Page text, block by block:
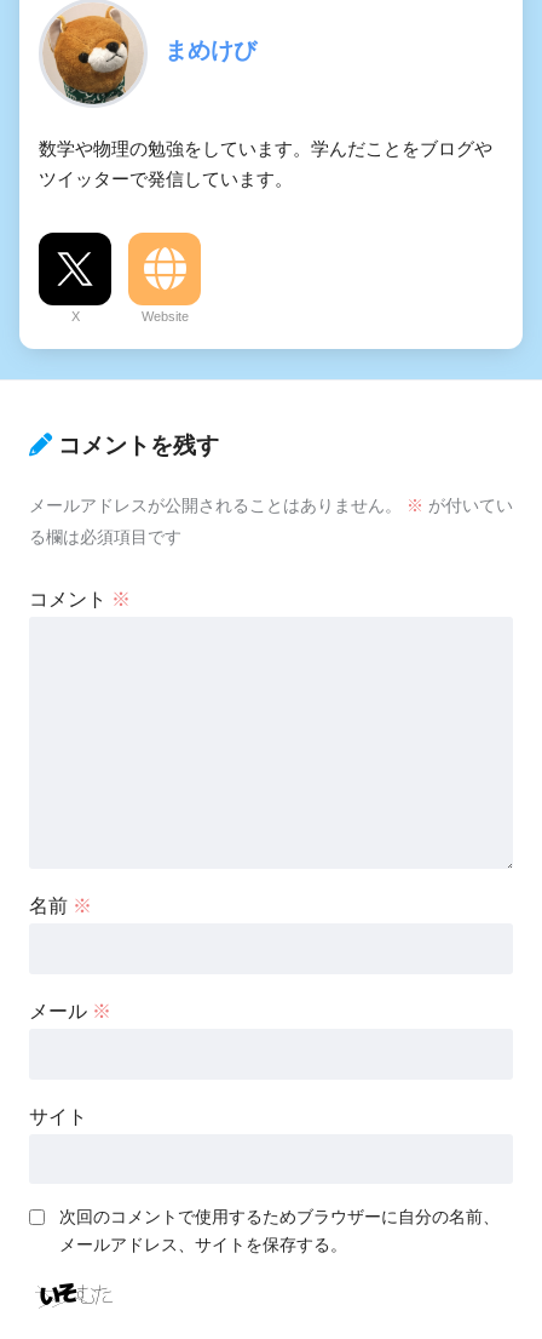
まめけび
数学や物理の勉強をしています。学んだことをブログや
ツイッターで発信しています。
X Website
コメントを残す
メールアドレスが公開されることはありません。 ※ が付いてい
る欄は必須項目です
コメント ※
名前 ※
メール ※
サイト
次回のコメントで使用するためブラウザーに自分の名前、
メールアドレス、サイトを保存する。